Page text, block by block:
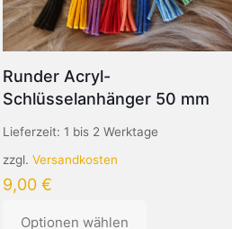
Runder Acryl-
Schlüsselanhänger 50 mm
Lieferzeit: 1 bis 2 Werktage
zzgl. Versandkosten
9,00 €
Optionen wählen